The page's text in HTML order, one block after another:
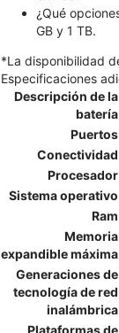
¿Qué
GB y 1 TB.
*La disponibilidad
Especificaciones
Descripción de la
batería
Puertos
Conectividad
Procesador
Sistema operativo
Ram
Memoria
expandible máxima
Generaciones de
tecnología de red
inalámbrica
Plataformas de